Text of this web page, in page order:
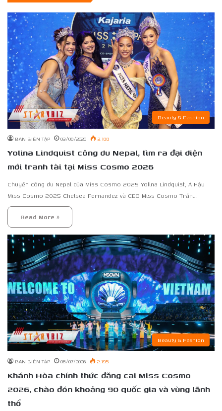
Beauty & Fashion
BAN BIÊN TẬP 03/08/2026 2.188
Yolina Lindquist công du Nepal, tìm ra đại diện
mới tranh tài tại Miss Cosmo 2026
Chuyến công du Nepal của Miss Cosmo 2025 Yolina Lindquist, Á Hậu
Miss Cosmo 2025 Chelsea Fernandez và CEO Miss Cosmo Trần…
Read More »
Beauty & Fashion
BAN BIÊN TẬP 08/07/2026 2.195
Khánh Hòa chính thức đăng cai Miss Cosmo
2026, chào đón khoảng 90 quốc gia và vùng lãnh
thổ